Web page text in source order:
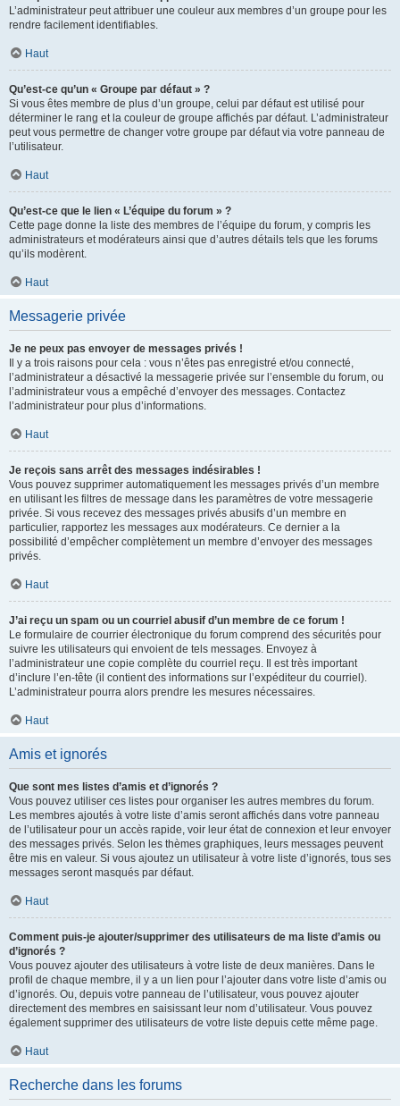
L’administrateur peut attribuer une couleur aux membres d’un groupe pour les
rendre facilement identifiables.
Haut
Qu’est-ce qu’un « Groupe par défaut » ?
Si vous êtes membre de plus d’un groupe, celui par défaut est utilisé pour
déterminer le rang et la couleur de groupe affichés par défaut. L’administrateur
peut vous permettre de changer votre groupe par défaut via votre panneau de
l’utilisateur.
Haut
Qu’est-ce que le lien « L’équipe du forum » ?
Cette page donne la liste des membres de l’équipe du forum, y compris les
administrateurs et modérateurs ainsi que d’autres détails tels que les forums
qu’ils modèrent.
Haut
Messagerie privée
Je ne peux pas envoyer de messages privés !
Il y a trois raisons pour cela : vous n’êtes pas enregistré et/ou connecté,
l’administrateur a désactivé la messagerie privée sur l’ensemble du forum, ou
l’administrateur vous a empêché d’envoyer des messages. Contactez
l’administrateur pour plus d’informations.
Haut
Je reçois sans arrêt des messages indésirables !
Vous pouvez supprimer automatiquement les messages privés d’un membre
en utilisant les filtres de message dans les paramètres de votre messagerie
privée. Si vous recevez des messages privés abusifs d’un membre en
particulier, rapportez les messages aux modérateurs. Ce dernier a la
possibilité d’empêcher complètement un membre d’envoyer des messages
privés.
Haut
J’ai reçu un spam ou un courriel abusif d’un membre de ce forum !
Le formulaire de courrier électronique du forum comprend des sécurités pour
suivre les utilisateurs qui envoient de tels messages. Envoyez à
l’administrateur une copie complète du courriel reçu. Il est très important
d’inclure l’en-tête (il contient des informations sur l’expéditeur du courriel).
L’administrateur pourra alors prendre les mesures nécessaires.
Haut
Amis et ignorés
Que sont mes listes d’amis et d’ignorés ?
Vous pouvez utiliser ces listes pour organiser les autres membres du forum.
Les membres ajoutés à votre liste d’amis seront affichés dans votre panneau
de l’utilisateur pour un accès rapide, voir leur état de connexion et leur envoyer
des messages privés. Selon les thèmes graphiques, leurs messages peuvent
être mis en valeur. Si vous ajoutez un utilisateur à votre liste d’ignorés, tous ses
messages seront masqués par défaut.
Haut
Comment puis-je ajouter/supprimer des utilisateurs de ma liste d’amis ou
d’ignorés ?
Vous pouvez ajouter des utilisateurs à votre liste de deux manières. Dans le
profil de chaque membre, il y a un lien pour l’ajouter dans votre liste d’amis ou
d’ignorés. Ou, depuis votre panneau de l’utilisateur, vous pouvez ajouter
directement des membres en saisissant leur nom d’utilisateur. Vous pouvez
également supprimer des utilisateurs de votre liste depuis cette même page.
Haut
Recherche dans les forums